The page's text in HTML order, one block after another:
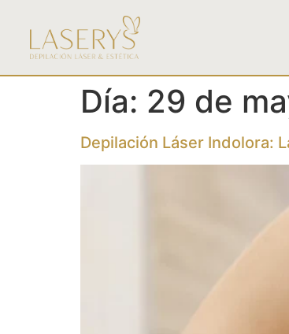
Día: 29 de
Depilación Láser Indolora: